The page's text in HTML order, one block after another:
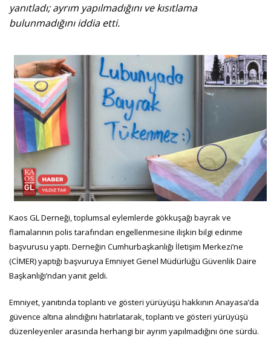
yanıtladı; ayrım yapılmadığını ve kısıtlama
bulunmadığını iddia etti.
Kaos GL Derneği, toplumsal eylemlerde gökkuşağı bayrak ve
flamalarının polis tarafından engellenmesine ilişkin bilgi edinme
başvurusu yaptı. Derneğin Cumhurbaşkanlığı İletişim Merkezi’ne
(CİMER) yaptığı başvuruya Emniyet Genel Müdürlüğü Güvenlik Daire
Başkanlığı’ndan yanıt geldi.
Emniyet, yanıtında toplantı ve gösteri yürüyüşü hakkının Anayasa’da
güvence altına alındığını hatırlatarak, toplantı ve gösteri yürüyüşü
düzenleyenler arasında herhangi bir ayrım yapılmadığını öne sürdü.